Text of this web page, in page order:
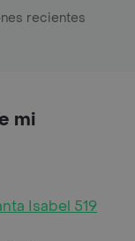
recientes
mi
Isabel 519